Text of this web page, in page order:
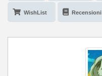
WishList Recensioni